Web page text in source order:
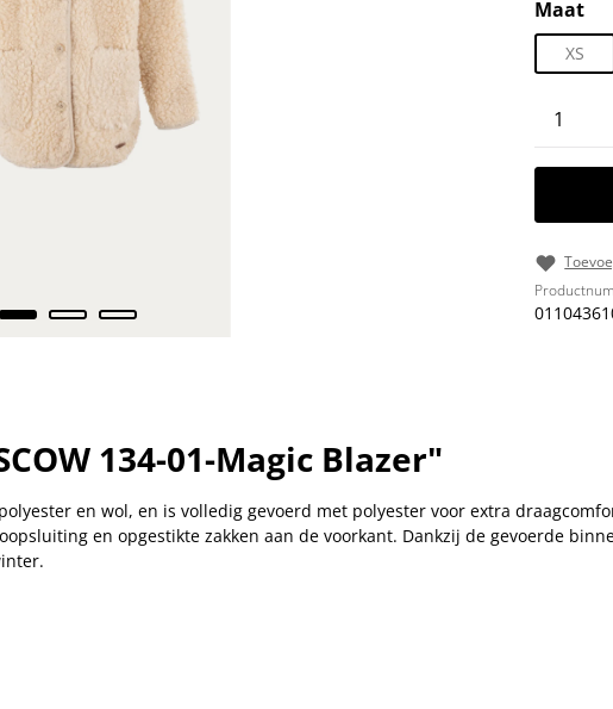
Selecteer
Maat
XS
134-01-Magic Blazer"
en wol, en is volledig gevoerd met polyester voor extra
en opgestikte zakken aan de voorkant. Dankzij de gevoerde